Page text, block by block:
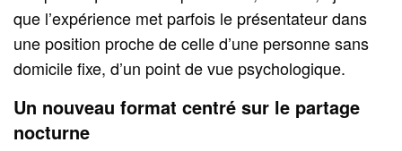
que l’expérience met parfois le présentateur dans
une position proche de celle d’une personne sans
domicile fixe, d’un point de vue psychologique.
Un nouveau format centré sur le partage
nocturne